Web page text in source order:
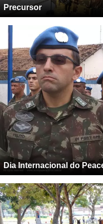
Precursor
Dia Internacional do